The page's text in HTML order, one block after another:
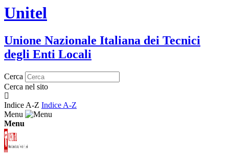
Unitel
Unione Nazionale Italiana dei Tecnici
degli Enti Locali
Cerca
Cerca nel sito
Indice A-Z Indice A-Z
Menu
Menu